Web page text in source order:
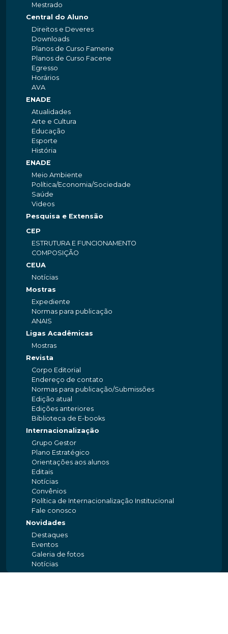
Mestrado
Central do Aluno
Direitos e Deveres
Downloads
Planos de Curso Famene
Planos de Curso Facene
Egresso
Horários
AVA
ENADE
Atualidades
Arte e Cultura
Educação
Esporte
História
ENADE
Meio Ambiente
Política/Economia/Sociedade
Saúde
Videos
Pesquisa e Extensão
CEP
ESTRUTURA E FUNCIONAMENTO
COMPOSIÇÃO
CEUA
Notícias
Mostras
Expediente
Normas para publicação
ANAIS
Ligas Acadêmicas
Mostras
Revista
Corpo Editorial
Endereço de contato
Normas para publicação/Submissões
Edição atual
Edições anteriores
Biblioteca de E-books
Internacionalização
Grupo Gestor
Plano Estratégico
Orientações aos alunos
Editais
Notícias
Convênios
Política de Internacionalização Institucional
Fale conosco
Novidades
Destaques
Eventos
Galeria de fotos
Notícias